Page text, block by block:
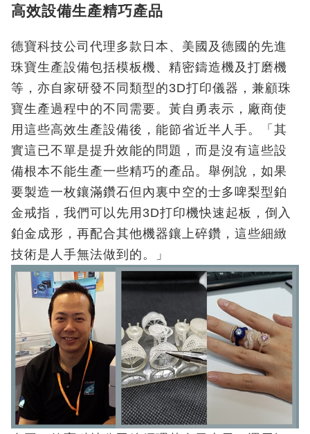
高效設備生產精巧產品
德寶科技公司代理多款日本、美國及德國的先進
珠寶生產設備包括模板機、精密鑄造機及打磨機
等，亦自家研發不同類型的3D打印儀器，兼顧珠
寶生產過程中的不同需要。黃自勇表示，廠商使
用這些高效生產設備後，能節省近半人手。「其
實這已不單是提升效能的問題，而是沒有這些設
備根本不能生產一些精巧的產品。舉例說，如果
要製造一枚鑲滿鑽石但內裏中空的士多啤梨型鉑
金戒指，我們可以先用3D打印機快速起板，倒入
鉑金成形，再配合其他機器鑲上碎鑽，這些細緻
技術是人手無法做到的。」